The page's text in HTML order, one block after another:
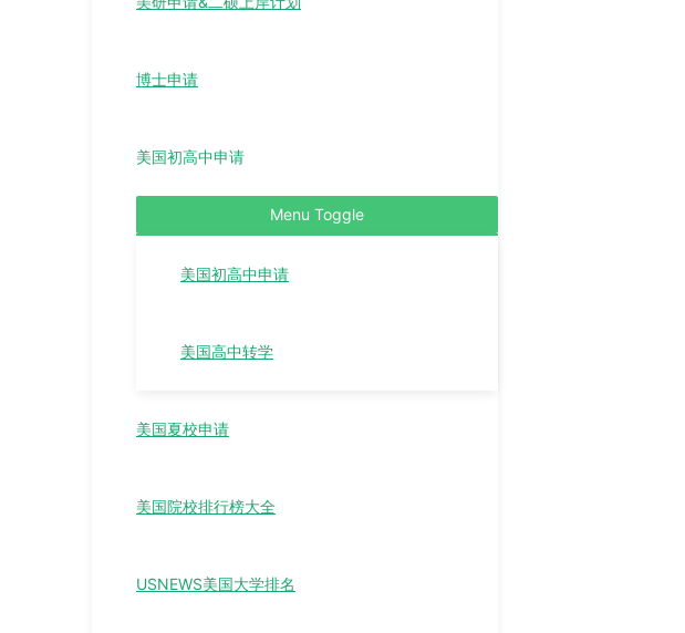
博士申请
美国初高中申请
Menu Toggle
美国初高中申请
美国高中转学
美国夏校申请
美国院校排行榜大全
USNEWS美国大学排名